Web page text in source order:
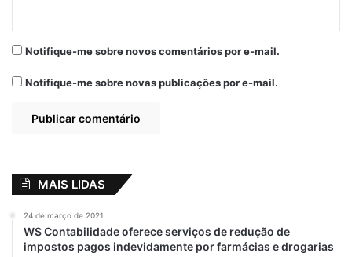
Notifique-me sobre novos comentários por e-mail.
Notifique-me sobre novas publicações por e-mail.
MAIS LIDAS
24 de março de 2021
WS Contabilidade oferece serviços de redução de
impostos pagos indevidamente por farmácias e drogarias